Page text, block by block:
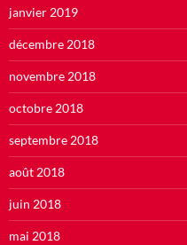
janvier 2019
décembre 2018
novembre 2018
octobre 2018
septembre 2018
août 2018
juin 2018
mai 2018